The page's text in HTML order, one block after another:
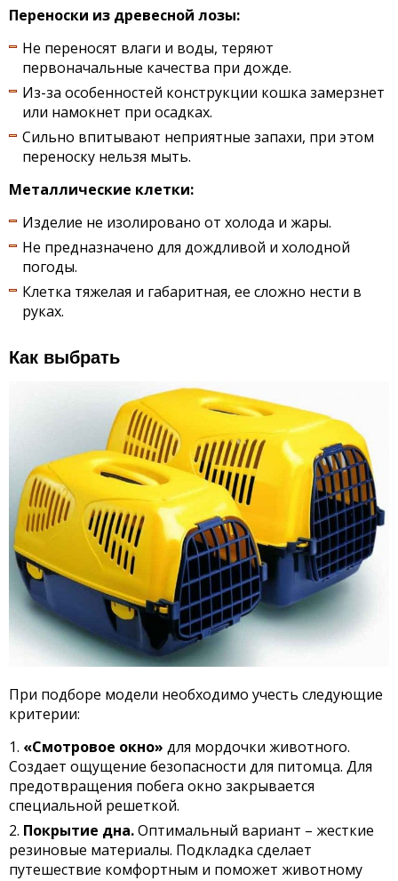
Переноски из древесной лозы:
Не переносят влаги и воды, теряют
первоначальные качества при дожде.
Из-за особенностей конструкции кошка замерзнет
или намокнет при осадках.
Сильно впитывают неприятные запахи, при этом
переноску нельзя мыть.
Металлические клетки:
Изделие не изолировано от холода и жары.
Не предназначено для дождливой и холодной
погоды.
Клетка тяжелая и габаритная, ее сложно нести в
руках.
Как выбрать
При подборе модели необходимо учесть следующие
критерии:
«Смотровое окно» для мордочки животного.
Создает ощущение безопасности для питомца. Для
предотвращения побега окно закрывается
специальной решеткой.
Покрытие дна.Оптимальный вариант – жесткие
резиновые материалы. Подкладка сделает
путешествие комфортным и поможет животному